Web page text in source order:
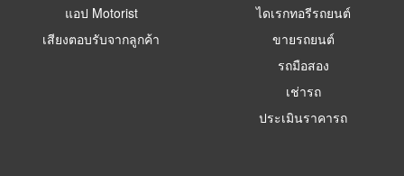
แอป Motorist
เสียงตอบรับจากลูกค้า
ไดเรกทอรีรถยนต์
ขายรถยนต์
รถมือสอง
เช่ารถ
ประเมินราคารถ